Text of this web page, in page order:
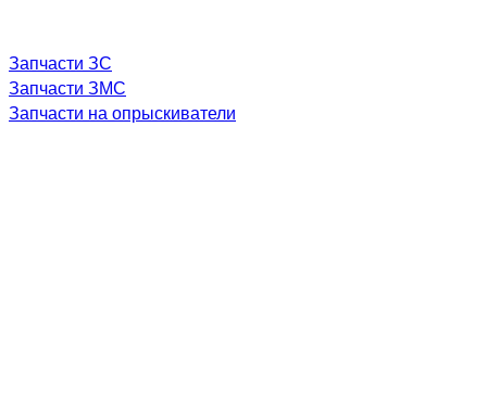
Запчасти ЗС
Запчасти ЗМС
Запчасти на опрыскиватели